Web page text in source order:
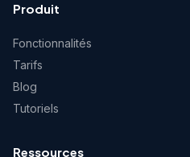
Produit
Fonctionnalités
Tarifs
Blog
Tutoriels
Ressources